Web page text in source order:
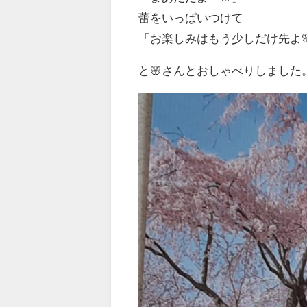
蕾をいっぱいつけて
「お楽しみはもう少しだけ先よ
と🌸さんとおしゃべりしました